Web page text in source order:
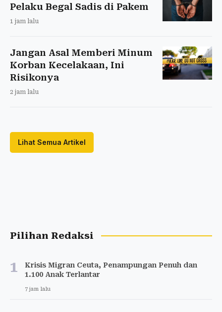
Pelaku Begal Sadis di Pakem
1 jam lalu
Jangan Asal Memberi Minum
Korban Kecelakaan, Ini
Risikonya
2 jam lalu
Lihat Semua Artikel
Pilihan Redaksi
1
Krisis Migran Ceuta, Penampungan Penuh dan
1.100 Anak Terlantar
7 jam lalu